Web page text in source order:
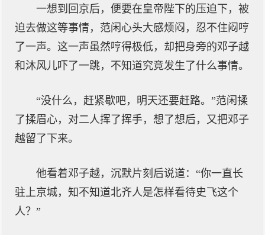
一想到回京后，便要在皇帝陛下的压迫下，被
迫去做这等事情，范闲心头大感烦闷，忍不住闷哼
了一声。这一声虽然哼得极低，却把身旁的邓子越
和沐风儿吓了一跳，不知道究竟发生了什么事情。
“没什么，赶紧歇吧，明天还要赶路。”范闲揉
了揉眉心，对二人挥了挥手，想了想后，又把邓子
越留了下来。
他看着邓子越，沉默片刻后说道：“你一直长
驻上京城，知不知道北齐人是怎样看待史飞这个
人？”